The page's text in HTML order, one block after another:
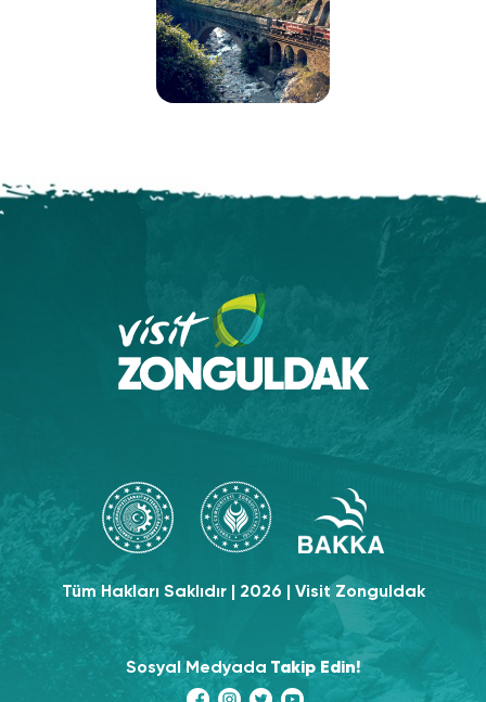
Tüm Hakları Saklıdır | 2026 | Visit Zonguldak
Sosyal Medyada Takip Edin!